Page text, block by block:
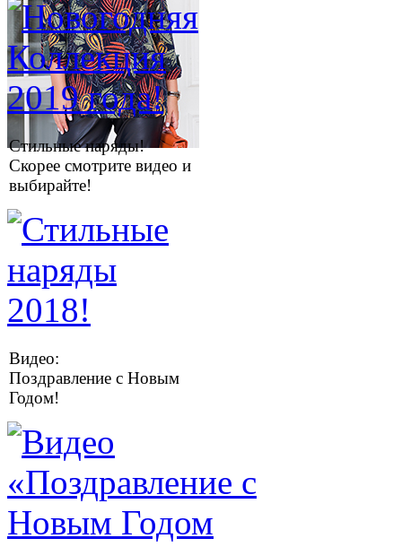
Стильные наряды!
Скорее смотрите видео и
выбирайте!
Видео:
Поздравление с Новым
Годом!